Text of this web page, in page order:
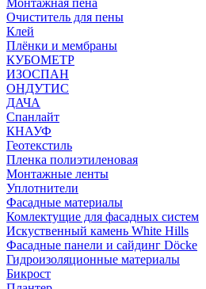
Монтажная пена
Очиститель для пены
Клей
Плёнки и мембраны
КУБОМЕТР
ИЗОСПАН
ОНДУТИС
ДАЧА
Спанлайт
КНАУФ
Геотекстиль
Пленка полиэтиленовая
Монтажные ленты
Уплотнители
Фасадные материалы
Комлектущие для фасадных систем
Искуственный камень White Hills
Фасадные панели и сайдинг Döcke
Гидроизоляционные материалы
Бикрост